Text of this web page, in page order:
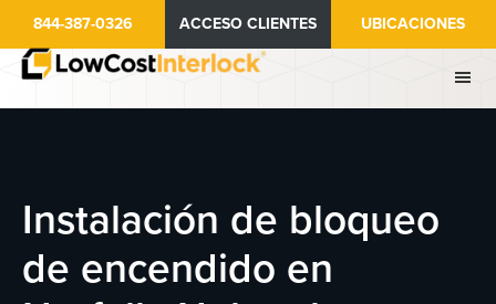
contenido
844-387-0326 ACCESO CLIENTES UBICACIONES
Instalación de bloqueo
de encendido en